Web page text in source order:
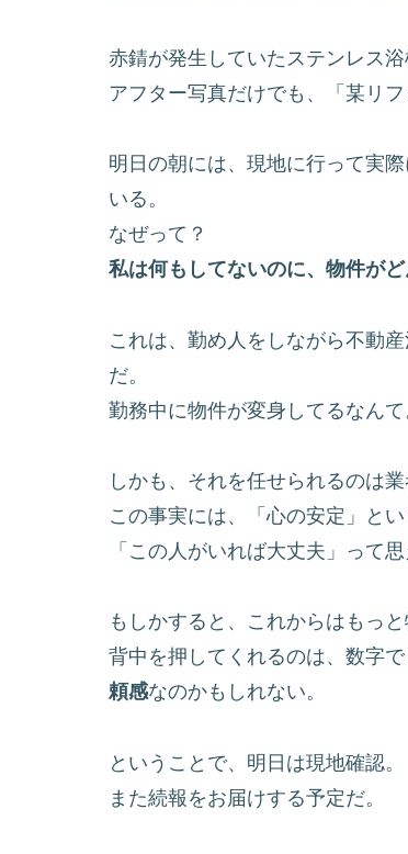
赤錆が発生していたステンレス
アフター写真だけでも、「某リ
明日の朝には、現地に行って実
いる。
なぜって？
私は何もしてないのに、物件が
これは、勤め人をしながら不動
だ。
勤務中に物件が変身してるなんて
しかも、それを任せられるのは
この事実には、「心の安定」と
「この人がいれば大丈夫」って
もしかすると、これからはもっ
背中を押してくれるのは、数字で
頼感なのかもしれない。
ということで、明日は現地確認。
また続報をお届けする予定だ。